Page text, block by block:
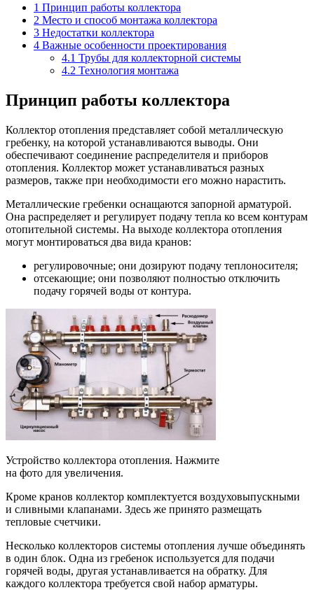
1 Принцип работы коллектора
2 Место и способ монтажа коллектора
3 Недостатки коллектора
4 Важные особенности проектирования
4.1 Трубы для коллекторной системы
4.2 Технология монтажа
Принцип работы коллектора
Коллектор отопления представляет собой металлическую
гребенку, на которой устанавливаются выводы. Они
обеспечивают соединение распределителя и приборов
отопления. Коллектор может устанавливаться разных
размеров, также при необходимости его можно нарастить.
Металлические гребенки оснащаются запорной арматурой.
Она распределяет и регулирует подачу тепла ко всем контурам
отопительной системы. На выходе коллектора отопления
могут монтироваться два вида кранов:
регулировочные; они дозируют подачу теплоносителя;
отсекающие; они позволяют полностью отключить
подачу горячей воды от контура.
Устройство коллектора отопления. Нажмите
на фото для увеличения.
Кроме кранов коллектор комплектуется воздуховыпускными
и сливными клапанами. Здесь же принято размещать
тепловые счетчики.
Несколько коллекторов системы отопления лучше объединять
в один блок. Одна из гребенок используется для подачи
горячей воды, другая устанавливается на обратку. Для
каждого коллектора требуется свой набор арматуры.